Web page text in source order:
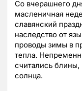
Со вчерашнего
масленичная
славянский
наследство от
проводы зимы в
тепла.
считались
солнца.